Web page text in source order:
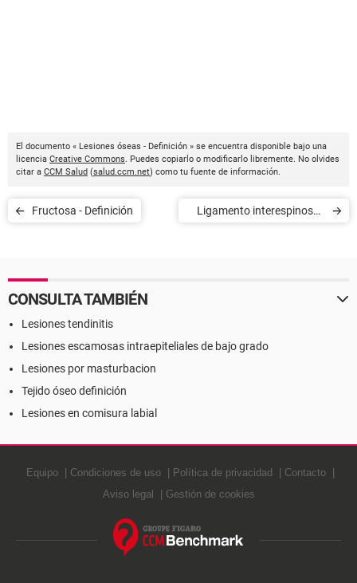
El documento « Lesiones óseas - Definición » se encuentra disponible bajo una
licencia Creative Commons. Puedes copiarlo o modificarlo libremente. No olvides
citar a CCM Salud (salud.ccm.net) como tu fuente de información.
Fructosa - Definición
Ligamento interespinoso -
CONSULTA TAMBIÉN
Lesiones tendinitis
Lesiones escamosas intraepiteliales de bajo grado
Lesiones por masturbacion
Tejido óseo definición
Lesiones en comisura labial
Equipo Condiciones de uso Política de privacidad
Contacto
Aviso legal
Gestión de cookies